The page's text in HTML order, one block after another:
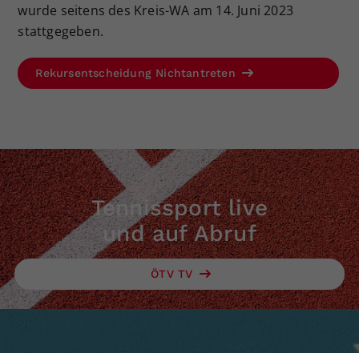
wurde seitens des Kreis-WA am 14. Juni 2023
stattgegeben.
Rekursentscheidung Nichtantreten
Tennissport live
und auf Abruf
ÖTV TV